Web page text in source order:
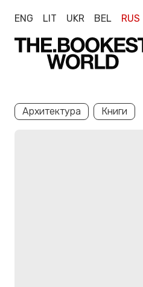
ENG LIT UKR BEL RUS
Архитектура Книги